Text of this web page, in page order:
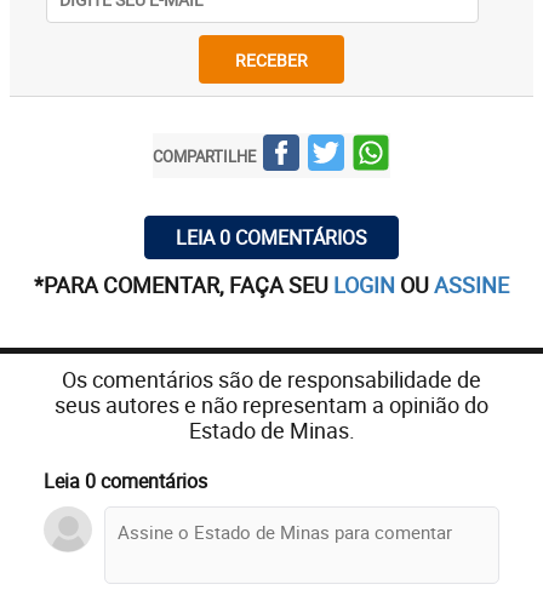
RECEBER
COMPARTILHE
LEIA 0 COMENTÁRIOS
*PARA COMENTAR, FAÇA SEU LOGIN OUASSINE
Os comentários são de responsabilidade de
seus autores e não representam a opinião do
Estado de Minas.
Leia 0 comentários